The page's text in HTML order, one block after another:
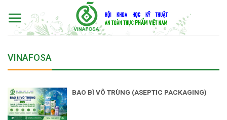
content
VINAFOSA
BAO BÌ VÔ TRÙNG (ASEPTIC PACKAGING)